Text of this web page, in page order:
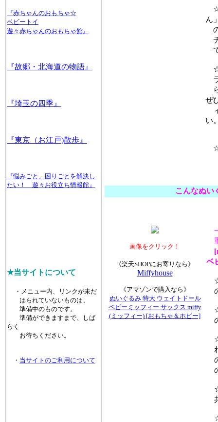
☆
ん
☆
ぜ
い
☆
こんなぬい
ベ
☆
☆
☆
☆
☆
画像をクリック！
《楽天SHOPにお寄りなら》
Miffyhouse
《アマゾンで購入なら》
ぬいぐるみ 特大 ウェイトドール
ベビーミッフィー サックス miffy
(ミッフィー) [おもちゃ＆ホビー]
『赤ちゃんのおもちゃ☆
ベビートイ
遊々赤ちゃんのおもちゃ館』
『故郷・北海道の物語』
『埼玉の四季』
『東京（お江戸)散歩』
『悩みごと、困りごとを解決し
たい！ 遊々お役立ち情報館』
★当サイトについて
・メニュー内、リンクが未だ
はられていないものは、
準備中のものです。
準備ができますまで、しば
らく
お待ちください。
・ 当サイトのご利用について